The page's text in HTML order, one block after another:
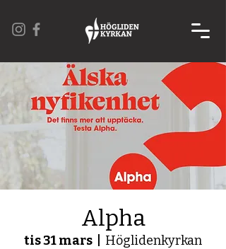
Alpha
tis 31 mars Höglidenkyrkan